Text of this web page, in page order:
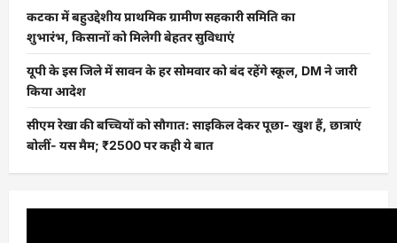
कटका में बहुउद्देशीय प्राथमिक ग्रामीण सहकारी समिति का
शुभारंभ, किसानों को मिलेगी बेहतर सुविधाएं
यूपी के इस जिले में सावन के हर सोमवार को बंद रहेंगे स्कूल, DM ने जारी
किया आदेश
सीएम रेखा की बच्चियों को सौगात: साइकिल देकर पूछा- खुश हैं, छात्राएं
बोलीं- यस मैम; ₹2500 पर कही ये बात